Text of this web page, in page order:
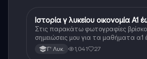
Ιστορία
Ιστορία γ λυκείου οικονομία Α1
Στις παρακάτω φωτογραφίες
σημειώσεις μου για τα μαθήματα α1
οικονομίας της ιστορίας κατεύθυνσης
σημειώσεις αυτές είναι βασισμένες
Γ' Λυκ. 1,041 27